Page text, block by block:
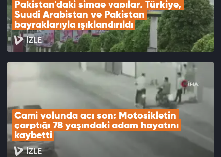
Pakistan'daki simge yapılar, Türkiye,
Suudi Arabistan ve Pakistan
bayraklarıyla ışıklandırıldı
İZLE
Cami yolunda acı son: Motosikletin
çarptığı 78 yaşındaki adam hayatını
kaybetti
İZLE